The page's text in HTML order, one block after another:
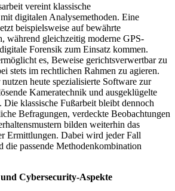
vereint klassische
digitalen Analysemethoden. Eine
beispielsweise auf bewährte
während gleichzeitig moderne GPS-
Forensik zum Einsatz kommen.
es, Beweise gerichtsverwertbar zu
stets im rechtlichen Rahmen zu agieren.
heute spezialisierte Software zur
Kameratechnik und ausgeklügelte
Die klassische Fußarbeit bleibt dennoch
Befragungen, verdeckte Beobachtungen
bilden weiterhin das
Ermittlungen. Dabei wird jeder Fall
die passende Methodenkombination
Cybersecurity-Aspekte